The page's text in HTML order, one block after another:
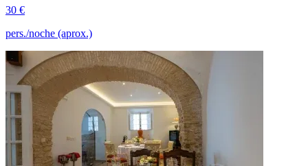
30 €
pers./noche (aprox.)